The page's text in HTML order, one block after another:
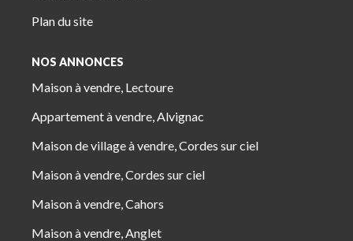
Plan du site
NOS ANNONCES
Maison à vendre, Lectoure
Appartement à vendre, Alvignac
Maison de village à vendre, Cordes sur ciel
Maison à vendre, Cordes sur ciel
Maison à vendre, Cahors
Maison à vendre, Anglet